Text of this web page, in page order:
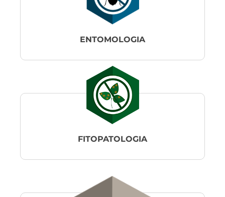
ENTOMOLOGIA
FITOPATOLOGIA